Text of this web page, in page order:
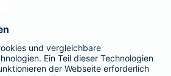
Teil der BarmeniaGothaer
BELIEBTE SEITEN